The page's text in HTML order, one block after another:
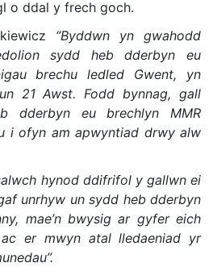
o ddal y frech goch.
“Byddwn yn gwahodd
sydd heb dderbyn eu
brechu ledled Gwent, yn
21 Awst. Fodd bynnag, gall
dderbyn eu brechlyn MMR
i ofyn am apwyntiad drwy alw
hynod ddifrifol y gallwn ei
unrhyw un sydd heb dderbyn
mae’n bwysig ar gyfer eich
er mwyn atal lledaeniad yr